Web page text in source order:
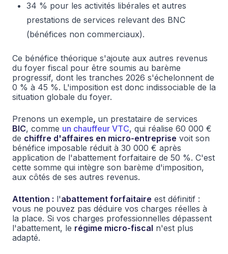
34 % pour les activités libérales et autres
prestations de services relevant des BNC
(bénéfices non commerciaux).
Ce bénéfice théorique s'ajoute aux autres revenus
du foyer fiscal pour être soumis au barème
progressif, dont les tranches 2026 s'échelonnent de
0 % à 45 %. L'imposition est donc indissociable de la
situation globale du foyer.
Prenons un exemple, un prestataire de services
BIC, comme un chauffeur VTC, qui réalise 60 000 €
de chiffre d'affaires en micro-entreprise voit son
bénéfice imposable réduit à 30 000 € après
application de l'abattement forfaitaire de 50 %. C'est
cette somme qui intègre son barème d'imposition,
aux côtés de ses autres revenus.
Attention : l'abattement forfaitaire est définitif :
vous ne pouvez pas déduire vos charges réelles à
la place. Si vos charges professionnelles dépassent
l'abattement, le régime micro-fiscal n'est plus
adapté.